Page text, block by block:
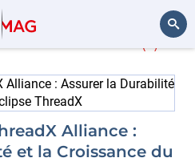
sur
Alliance :
et la Croissance du